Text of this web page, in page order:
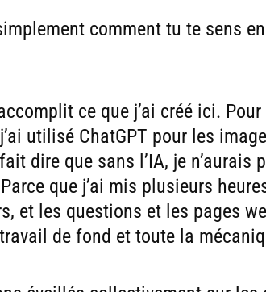
comment tu te sens
ce que j’ai créé ici.
utilisé ChatGPT pour les
dire que sans l’IA, je n’aurais
que j’ai mis plusieurs
et les questions et les pages
de fond et toute la